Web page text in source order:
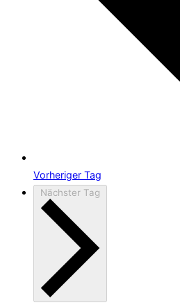
Vorheriger Tag
Nächster Tag